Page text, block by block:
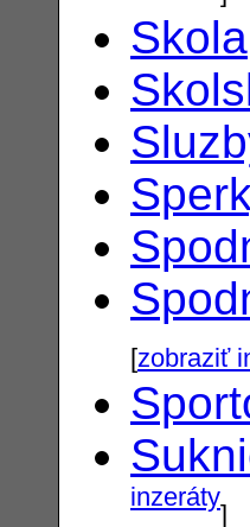
Skola
[zobraziť
inzeráty]